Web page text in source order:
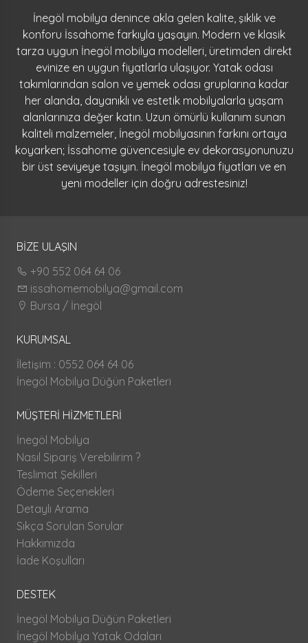
İnegöl mobilya denince akla gelen kalite, şıklık ve
konforu İssahome farkıyla yaşayın. Modern ve klasik
tarza uygun İnegöl mobilya modelleri, üretimden direkt
evinize en uygun fiyatlarla ulaşıyor. Yatak odası
takımlarından salon ve yemek odası gruplarına kadar
her alanda, dayanıklı ve estetik mobilyalarla yaşam
alanlarınıza değer katın. Uzun ömürlü kullanım sunan
kaliteli malzemeler, İnegöl mobilyasının farkını ortaya
koyarken; İssahome güvencesiyle ev dekorasyonunuzu
bir üst seviyeye taşıyın. İnegöl mobilya fiyatları ve en
yeni modeller için doğru adrestesiniz!
BİZE ULAŞIN
+90 552 064 64 06
issahomemobilya@gmail.com
Bursa / İnegöl
KURUMSAL
İletişim : 0552 064 64 06
İnegöl Mobilya Düğün Paketleri
MÜŞTERİ HİZMETLERİ
İnegöl Mobilya
Nasıl Sipariş Verebilirim ?
Teslimat Şekilleri
Ödeme Seçenekleri
Detaylı Arama
Sıkça Sorulan Sorular
Hakkımızda
İade Koşulları
DESTEK
İnegöl Mobilya Düğün Paketleri
İnegöl Mobilya Yatak Odaları